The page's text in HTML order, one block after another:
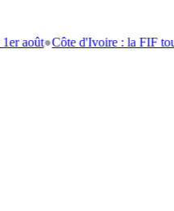
●Côte d'Ivoire : la FIF tourne la